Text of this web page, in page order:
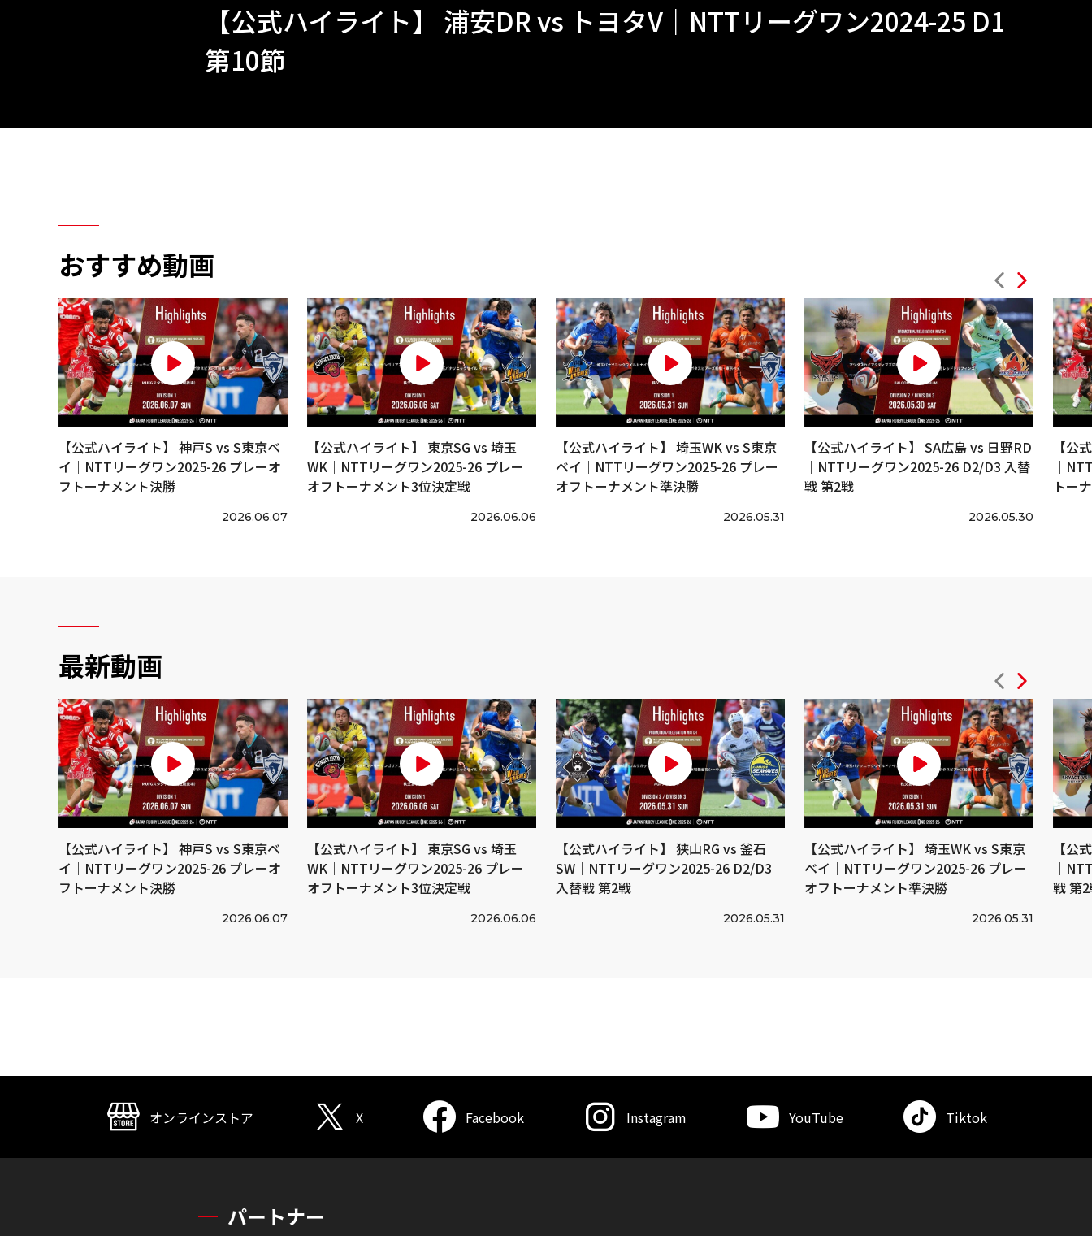
【公式ハイライト】 浦安DR vs トヨタV｜NTTリーグワン2024-25 D1
第10節
おすすめ動画
【公式ハイライト】 神戸S vs S東京ベ
イ｜NTTリーグワン2025-26 プレーオ
フトーナメント決勝
2026.06.07
【公式ハイライト】 東京SG vs 埼玉
WK｜NTTリーグワン2025-26 プレー
オフトーナメント3位決定戦
2026.06.06
【公式ハイライト】 埼玉WK vs S東京
ベイ｜NTTリーグワン2025-26 プレー
オフトーナメント準決勝
2026.05.31
【公式ハイライト】 SA広島 vs 日野RD
｜NTTリーグワン2025-26 D2/D3 入替
戦 第2戦
2026.05.30
【公
｜
トー
最新動画
【公式ハイライト】 神戸S vs S東京ベ
イ｜NTTリーグワン2025-26 プレーオ
フトーナメント決勝
2026.06.07
【公式ハイライト】 東京SG vs 埼玉
WK｜NTTリーグワン2025-26 プレー
オフトーナメント3位決定戦
2026.06.06
【公式ハイライト】 狭山RG vs 釜石
SW｜NTTリーグワン2025-26 D2/D3
入替戦 第2戦
2026.05.31
【公式ハイライト】 埼玉WK vs S東京
ベイ｜NTTリーグワン2025-26 プレー
オフトーナメント準決勝
2026.05.31
【公
｜
戦 第
オンラインストア X Facebook Instagram YouTube Tiktok
パートナー